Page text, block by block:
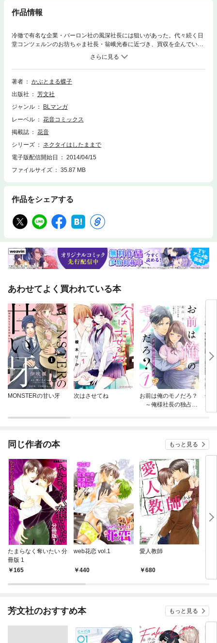
作品情報
冷徹で有名な企業・バーロン社の風深社長には狙いがあった。代々続く日
堂コンツェルンのお坊ちゃま社長・翁峨光春に近づき、買収を企んでい
た。パーティで出会い、お近づきの印に飲みに誘ったら、目覚めた時には
何故かお坊ちゃま社長と裸のお付き合いに発展していて…！？冷徹社長×
坊ちゃま社長のフェチたっぷりラブストーリー 他、秘書同士、社員カップ
ルも社内恋愛中 リーマン読み切りシリーズがついに登場。描き下ろし番
著者
かぶとまる蝶子
出版社
芳文社
ジャンル
BLマンガ
レーベル
花音コミックス
掲載誌
花音
シリーズ
ネクタイはしたままで
電子版配信開始日
2014/04/15
ファイルサイズ
35.87 MB
作品をシェアする
あわせてよく買われている本
MONSTERの甘い牙 次はさせてね
お前は俺のモノだろ？
～俺様社長の独占溺
伯
に
同じ作者の本 もっと見る
たまらなく奪いたい 分
冊版 1
165
web花恋 vol.1
440
愛人教師
680
た
芳文社のおすすめ本 もっと見る